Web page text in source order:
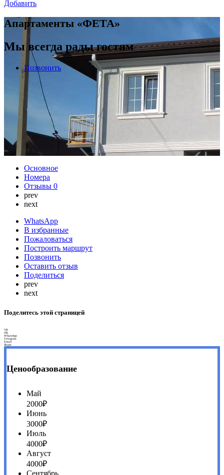
Добавить
Апартаменты «ФЕТА»
Мы всегда рады гостям
Позвонить
Основное
Номера
Отзывы 0
prev
next
WhatsApp
В избранные
Пожаловаться
Построить маршрут
Позвонить
Оставить отзыв
Поделиться
prev
next
Поделитесь этой страницей
VK
OK
WhatsApp
Telegram
Email
Skype
Ценообразование
Май
2000₽
Июнь
3000₽
Июль
4000₽
Август
4000₽
Сентябрь